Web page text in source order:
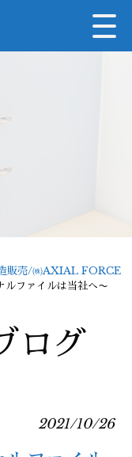
造販売/㈱AXIAL FORCE
ルファイルは当社へ〜
ログ
2021/10/26